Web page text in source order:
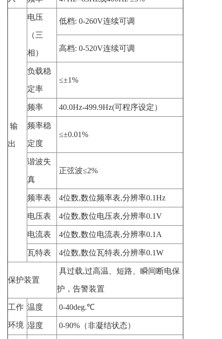
输
出
电压
（三
相）
低档: 0-260V连续可调
高档: 0-520V连续可调
负载稳
定率
≤±1%
频率 40.0Hz-499.9Hz(可程序设定）
频率稳
定度
≤±0.01%
谐波失
真
正弦波≤2%
频率表 4位数,数位频率表,分辨率0.1Hz
电压表 4位数,数位电压表,分辨率0.1V
电流表 4位数,数位电流表,分辨率0.1A
瓦特表 4位数,数位瓦特表,分辨率0.1W
保护装置
具过载,过高温、短路、瞬间断电保
护，告警装置
工作
环境
温度 0-40deg.℃
湿度 0-90% （非凝结状态）